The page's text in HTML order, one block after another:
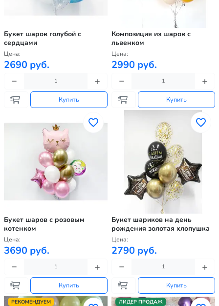
Букет шаров голубой с
сердцами
Цена:
2690 руб.
Купить
Композиция из шаров с
львенком
Цена:
2990 руб.
Купить
Букет шаров с розовым
котенком
Цена:
3690 руб.
Купить
Букет шариков на день
рождения золотая хлопушка
Цена:
2790 руб.
Купить
РЕКОМЕНДУЕМ
ЛИДЕР ПРОДАЖ